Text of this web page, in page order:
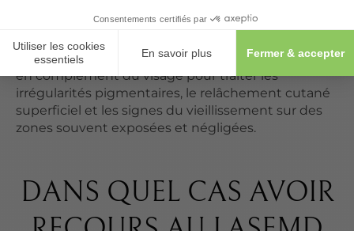
LE COU ET LE DÉCOLLETÉ
Le cou et le décolleté bénéficient du traitement
en complément du visage pour traiter les
irrégularités pigmentaires, le relâchement cutané
superficiel et les signes du vieillissement sur des
zones souvent exposées et négligées.
DANS QUEL CAS AVOIR